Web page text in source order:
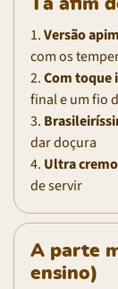
Tá afim
1.Versão
com os
2.Com toque
final e um fio
3.
dar doçura
4. Ultra
de servir
A parte
ensino)